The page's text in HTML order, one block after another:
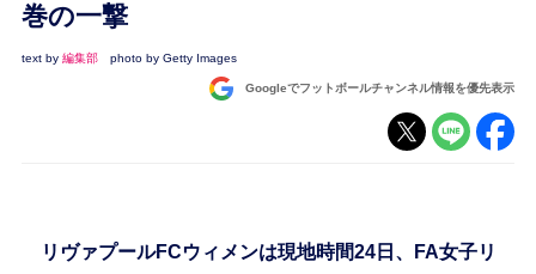
ナショナルチーム
高校サッカー
巻の一撃
text by 編集部 photo by Getty Images
Googleでフットボールチャンネル情報を優先表示
リヴァプールFCウィメンは現地時間24日、FA女子リ